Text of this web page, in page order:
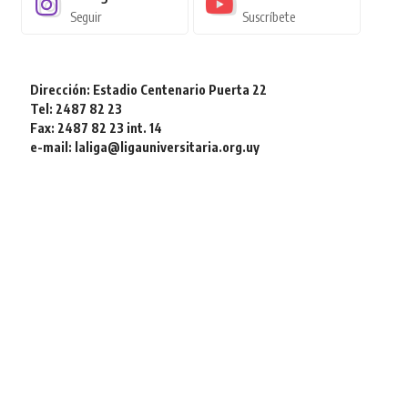
Seguir Suscríbete
Dirección: Estadio Centenario Puerta 22
Tel: 2487 82 23
Fax: 2487 82 23 int. 14
e-mail: laliga@ligauniversitaria.org.uy